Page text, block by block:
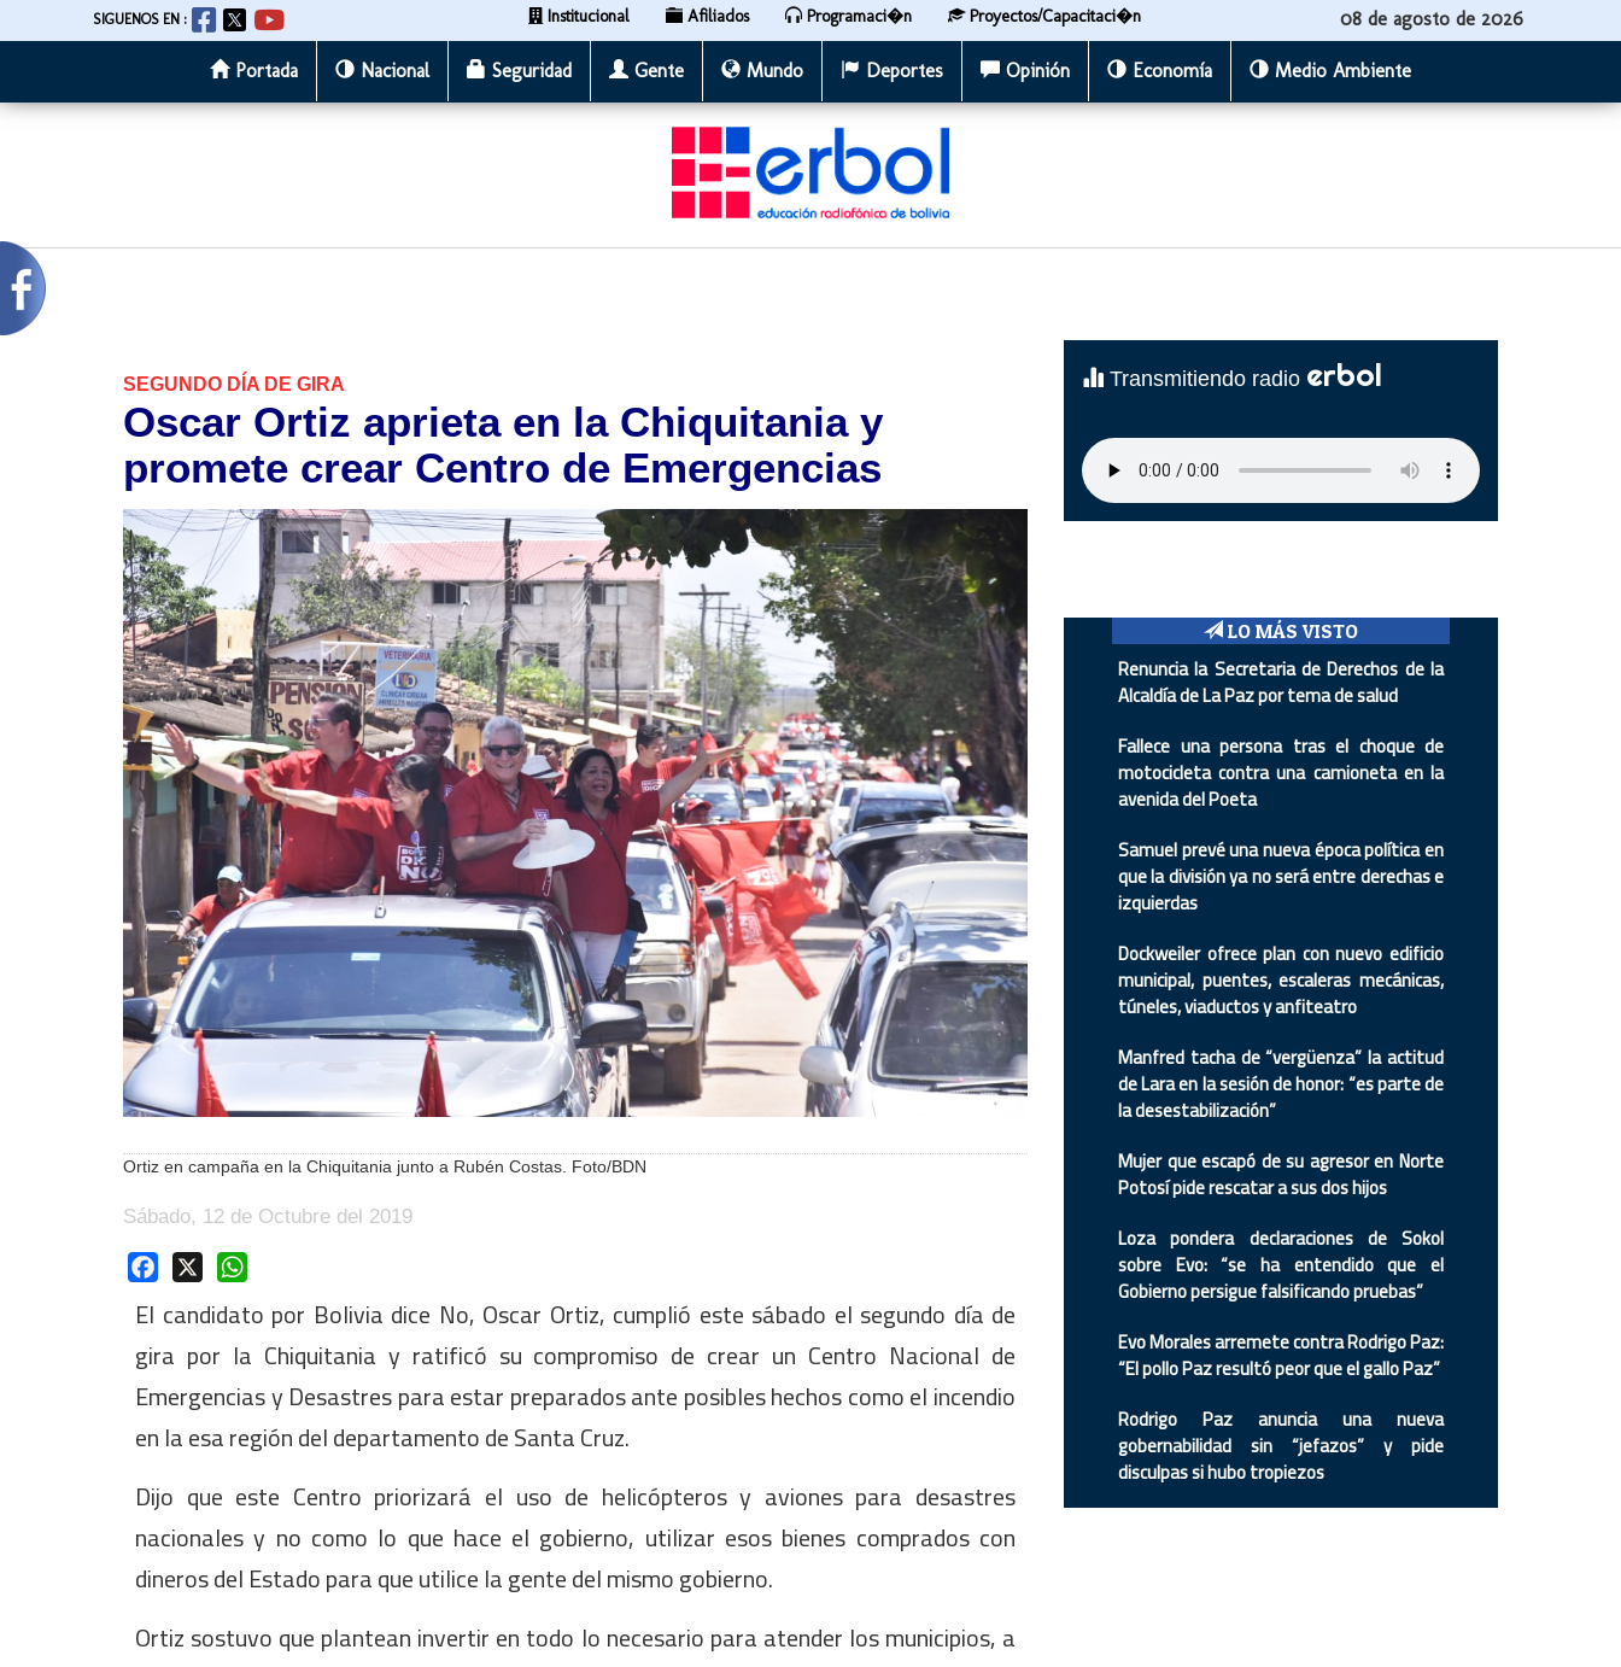
al
SIGUENOS EN : Institucional Afiliados Programaci�n Proyectos/Capacitaci�n 08 de agosto de 2026
Portada Nacional Seguridad Gente Mundo Deportes Opinión Economía Medio Ambiente
SEGUNDO DÍA DE GIRA
Oscar Ortiz aprieta en la Chiquitania y
promete crear Centro de Emergencias
Ortiz en campaña en la Chiquitania junto a Rubén Costas. Foto/BDN
Sábado, 12 de Octubre del 2019
Facebook
El candidato por Bolivia dice No, Oscar Ortiz, cumplió este sábado el segundo día de
gira por la Chiquitania y ratificó su compromiso de crear un Centro Nacional de
Emergencias y Desastres para estar preparados ante posibles hechos como el incendio
en la esa región del departamento de Santa Cruz.
Dijo que este Centro priorizará el uso de helicópteros y aviones para desastres
nacionales y no como lo que hace el gobierno, utilizar esos bienes comprados con
dineros del Estado para que utilice la gente del mismo gobierno.
Ortiz sostuvo que plantean invertir en todo lo necesario para atender los municipios, a
Transmitiendo radio erbol
LO MÁS VISTO
Renuncia la Secretaria de Derechos de la
Alcaldía de La Paz por tema de salud
Fallece una persona tras el choque de
motocicleta contra una camioneta en la
avenida del Poeta
Samuel prevé una nueva época política en
que la división ya no será entre derechas e
izquierdas
Dockweiler ofrece plan con nuevo edificio
municipal, puentes, escaleras mecánicas,
túneles, viaductos y anfiteatro
Manfred tacha de “vergüenza” la actitud
de Lara en la sesión de honor: “es parte de
la desestabilización”
Mujer que escapó de su agresor en Norte
Potosí pide rescatar a sus dos hijos
Loza pondera declaraciones de Sokol
sobre Evo: “se ha entendido que el
Gobierno persigue falsificando pruebas”
Evo Morales arremete contra Rodrigo Paz:
“El pollo Paz resultó peor que el gallo Paz”
Rodrigo Paz anuncia una nueva
gobernabilidad sin “jefazos” y pide
disculpas si hubo tropiezos